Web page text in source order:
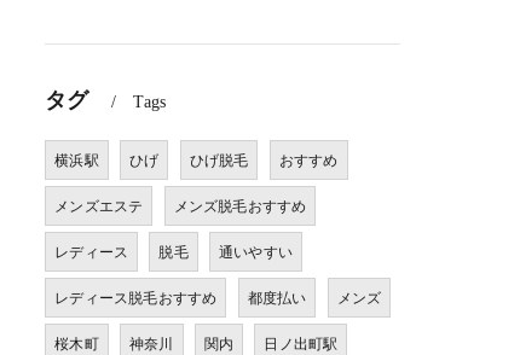
タグ Tags
横浜駅 ひげ ひげ脱毛 おすすめ
メンズエステ メンズ脱毛おすすめ
レディース 脱毛 通いやすい
レディース脱毛おすすめ 都度払い メンズ
桜木町 神奈川 関内 日ノ出町駅